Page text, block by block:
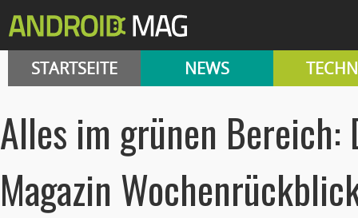
STARTSEITE NEWS
Alles im grünen Bereich:
Magazin